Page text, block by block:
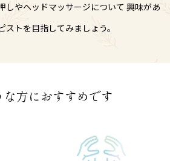
しやヘッドマッサージについて 興味があ
トを目指してみましょう。
な方におすすめです